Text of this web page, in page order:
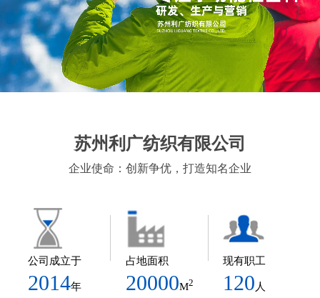
苏州利广纺织有限公司
企业使命：创新争优，打造知名企业
公司成立于
2014年
占地面积
20000M2
现有职工
120人